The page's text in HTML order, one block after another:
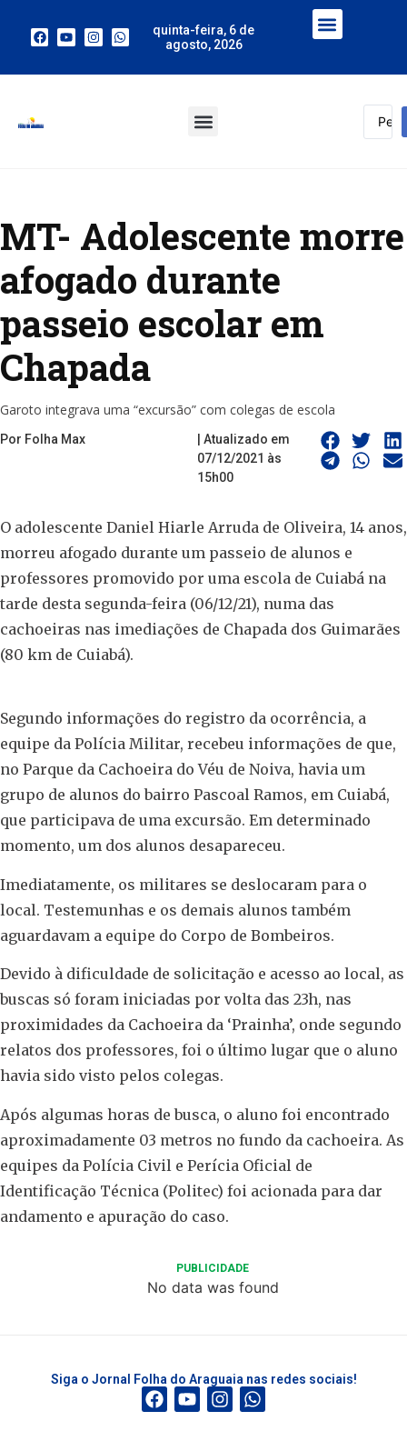
quinta-feira, 6 de
agosto, 2026
MT- Adolescente morre
afogado durante
passeio escolar em
Chapada
Garoto integrava uma “excursão” com colegas de escola
Por Folha Max
| Atualizado em
07/12/2021 às
15h00
O adolescente Daniel Hiarle Arruda de Oliveira, 14 anos,
morreu afogado durante um passeio de alunos e
professores promovido por uma escola de Cuiabá na
tarde desta segunda-feira (06/12/21), numa das
cachoeiras nas imediações de Chapada dos Guimarães
(80 km de Cuiabá).
Segundo informações do registro da ocorrência, a
equipe da Polícia Militar, recebeu informações de que,
no Parque da Cachoeira do Véu de Noiva, havia um
grupo de alunos do bairro Pascoal Ramos, em Cuiabá,
que participava de uma excursão. Em determinado
momento, um dos alunos desapareceu.
Imediatamente, os militares se deslocaram para o
local. Testemunhas e os demais alunos também
aguardavam a equipe do Corpo de Bombeiros.
Devido à dificuldade de solicitação e acesso ao local, as
buscas só foram iniciadas por volta das 23h, nas
proximidades da Cachoeira da ‘Prainha’, onde segundo
relatos dos professores, foi o último lugar que o aluno
havia sido visto pelos colegas.
Após algumas horas de busca, o aluno foi encontrado
aproximadamente 03 metros no fundo da cachoeira. As
equipes da Polícia Civil e Perícia Oficial de
Identificação Técnica (Politec) foi acionada para dar
andamento e apuração do caso.
PUBLICIDADE
No data was found
Siga o Jornal Folha do Araguaia nas redes sociais!